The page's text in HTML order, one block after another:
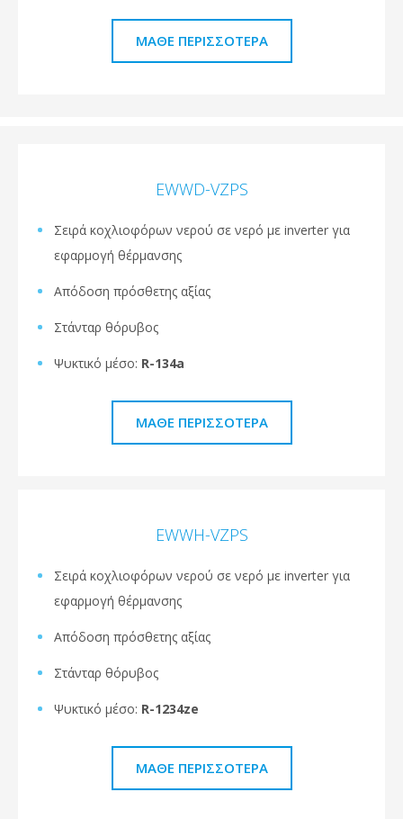
ΜΆΘΕ ΠΕΡΙΣΣΌΤΕΡΑ
EWWD-VZPS
Σειρά κοχλιοφόρων νερού σε νερό με inverter για
εφαρμογή θέρμανσης
Απόδοση πρόσθετης αξίας
Στάνταρ θόρυβος
Ψυκτικό μέσο: R-134a
ΜΆΘΕ ΠΕΡΙΣΣΌΤΕΡΑ
EWWH-VZPS
Σειρά κοχλιοφόρων νερού σε νερό με inverter για
εφαρμογή θέρμανσης
Απόδοση πρόσθετης αξίας
Στάνταρ θόρυβος
Ψυκτικό μέσο: R-1234ze
ΜΆΘΕ ΠΕΡΙΣΣΌΤΕΡΑ